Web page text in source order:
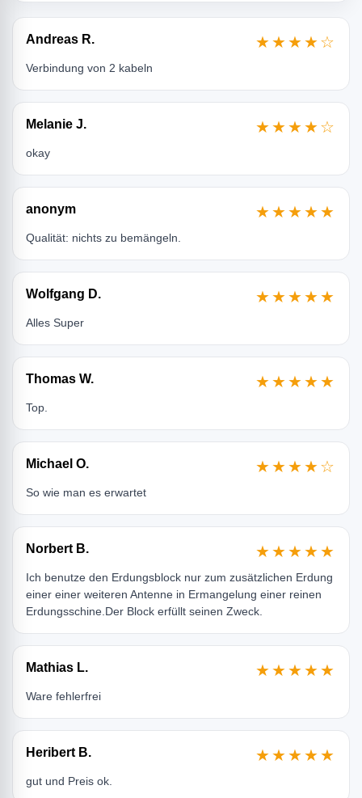
Andreas R. ★★★★☆
Verbindung von 2 kabeln
Melanie J. ★★★★☆
okay
anonym ★★★★★
Qualität: nichts zu bemängeln.
Wolfgang D. ★★★★★
Alles Super
Thomas W. ★★★★★
Top.
Michael O. ★★★★☆
So wie man es erwartet
Norbert B. ★★★★★
Ich benutze den Erdungsblock nur zum zusätzlichen Erdung
einer einer weiteren Antenne in Ermangelung einer reinen
Erdungsschine.Der Block erfüllt seinen Zweck.
Mathias L. ★★★★★
Ware fehlerfrei
Heribert B. ★★★★★
gut und Preis ok.